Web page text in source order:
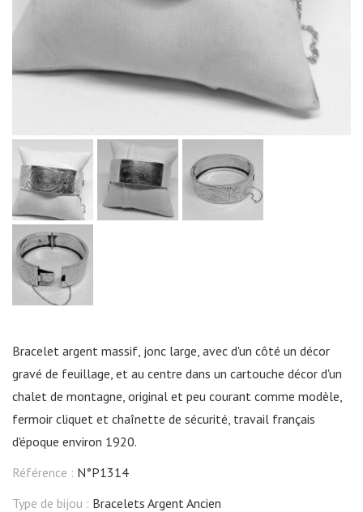
Bracelet argent massif, jonc large, avec d'un côté un décor
gravé de feuillage, et au centre dans un cartouche décor d'un
chalet de montagne, original et peu courant comme modèle,
fermoir cliquet et chaînette de sécurité, travail français
d'époque environ 1920.
Référence : N°P1314
Type de bijou : Bracelets Argent Ancien